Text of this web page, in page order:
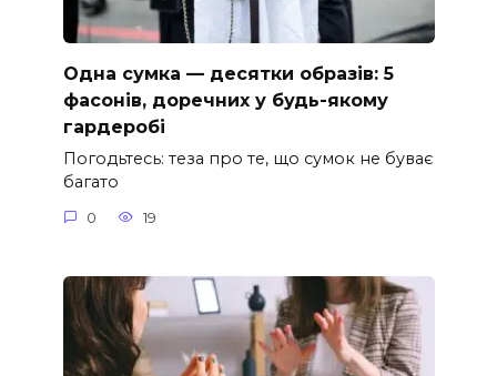
Одна сумка — десятки образів: 5
фасонів, доречних у будь-якому
гардеробі
Погодьтесь: теза про те, що сумок не буває
багато
0 19